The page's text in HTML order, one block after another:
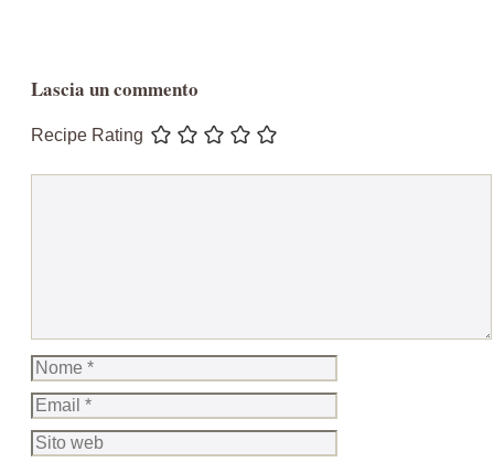
Lascia un commento
Recipe Rating
Nome
Email
Sito
web